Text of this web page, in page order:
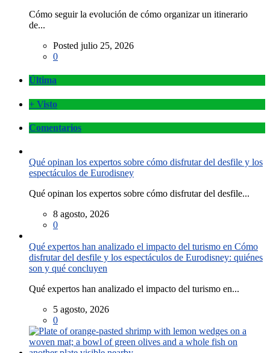
Cómo seguir la evolución de cómo organizar un itinerario
de...
Posted julio 25, 2026
0
Última
+ Visto
Comentarios
Qué opinan los expertos sobre cómo disfrutar del desfile y los
espectáculos de Eurodisney
Qué opinan los expertos sobre cómo disfrutar del desfile...
8 agosto, 2026
0
Qué expertos han analizado el impacto del turismo en Cómo
disfrutar del desfile y los espectáculos de Eurodisney: quiénes
son y qué concluyen
Qué expertos han analizado el impacto del turismo en...
5 agosto, 2026
0